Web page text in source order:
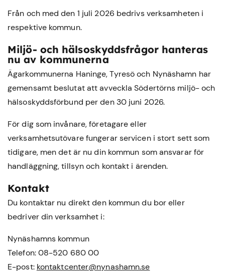
Från och med den 1 juli 2026 bedrivs verksamheten i
respektive kommun.
Miljö- och hälsoskyddsfrågor hanteras
nu av kommunerna
Ägarkommunerna Haninge, Tyresö och Nynäshamn har
gemensamt beslutat att avveckla Södertörns miljö- och
hälsoskyddsförbund per den 30 juni 2026.
För dig som invånare, företagare eller
verksamhetsutövare fungerar servicen i stort sett som
tidigare, men det är nu din kommun som ansvarar för
handläggning, tillsyn och kontakt i ärenden.
Kontakt
Du kontaktar nu direkt den kommun du bor eller
bedriver din verksamhet i:
Nynäshamns kommun
Telefon: 08-520 680 00
E-post: kontaktcenter@nynashamn.se